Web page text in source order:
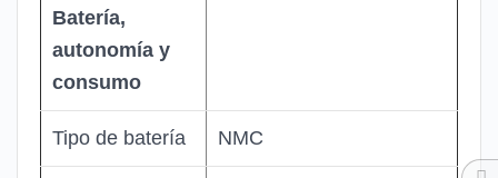
Batería,
autonomía y
consumo
Tipo de batería NMC